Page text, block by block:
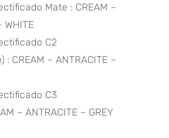
Mate : CREAM –
WHITE
C2
CREAM – ANTRACITE –
C3
– ANTRACITE – GREY